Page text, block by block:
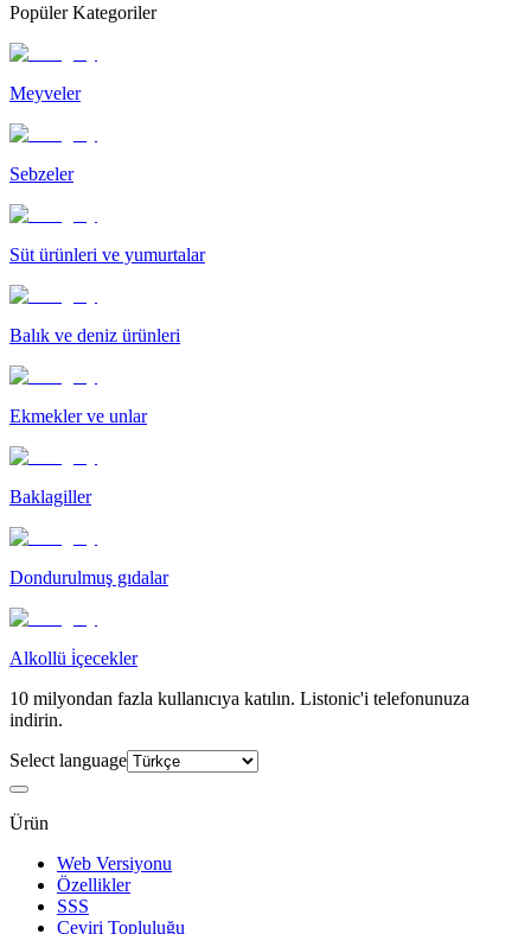
Popüler Kategoriler
Meyveler
Sebzeler
Süt ürünleri ve yumurtalar
Balık ve deniz ürünleri
Ekmekler ve unlar
Baklagiller
Dondurulmuş gıdalar
Alkollü i̇çecekler
10 milyondan fazla kullanıcıya katılın. Listonic'i telefonunuza
indirin.
Select language
Ürün
Web Versiyonu
Özellikler
SSS
Çeviri Topluluğu